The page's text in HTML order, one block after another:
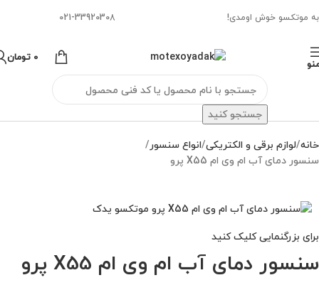
به موتکسو خوش اومدی! 021-33920308
0 تومان
جستجو کنید
خانه لوازم برقی و الکتریکی انواع سنسور
سنسور دمای آب ام وی ام X55 پرو
برای بزرگنمایی کلیک کنید
سنسور دمای آب ام وی ام X55 پرو